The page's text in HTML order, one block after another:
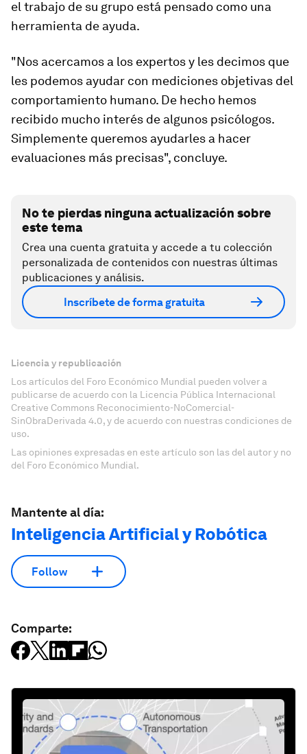
el trabajo de su grupo está pensado como una
herramienta de ayuda.
"Nos acercamos a los expertos y les decimos que
les podemos ayudar con mediciones objetivas del
comportamiento humano. De hecho hemos
recibido mucho interés de algunos psicólogos.
Simplemente queremos ayudarles a hacer
evaluaciones más precisas", concluye.
No te pierdas ninguna actualización sobre
este tema
Crea una cuenta gratuita y accede a tu colección
personalizada de contenidos con nuestras últimas
publicaciones y análisis.
Inscríbete de forma gratuita
Licencia y republicación
Los artículos del Foro Económico Mundial pueden volver a
publicarse de acuerdo con la Licencia Pública Internacional
Creative Commons Reconocimiento-NoComercial-
SinObraDerivada 4.0, y de acuerdo con nuestras condiciones de
uso.
Las opiniones expresadas en este artículo son las del autor y no
del Foro Económico Mundial.
Mantente al día:
Inteligencia Artificial y Robótica
Follow
Comparte: